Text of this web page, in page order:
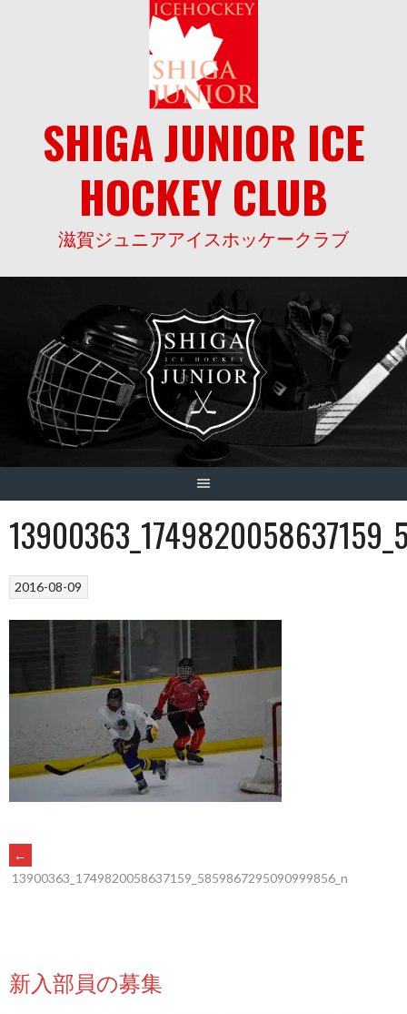
SHIGA JUNIOR ICE
HOCKEY CLUB
滋賀ジュニアアイスホッケークラブ
2016-08-09
POST
←
13900363_1749820058637159_5859867295090999856_n
新入部員の募集